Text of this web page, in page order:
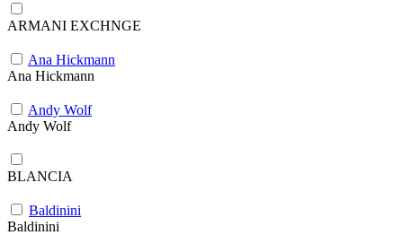
ARMANI EXCHNGE
Ana Hickmann
Ana Hickmann
Andy Wolf
Andy Wolf
BLANCIA
Baldinini
Baldinini